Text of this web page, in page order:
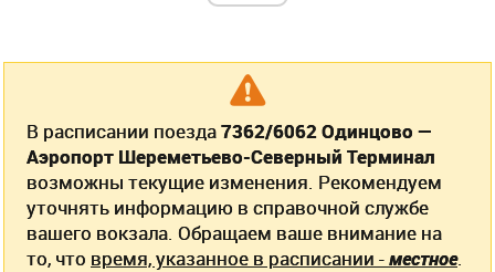
В расписании поезда7362/6062 Одинцово —
Аэропорт Шереметьево-Северный Терминал
возможны текущие изменения. Рекомендуем
уточнять информацию в справочной службе
вашего вокзала. Обращаем ваше внимание на
то, что время, указанное в расписании -местное.